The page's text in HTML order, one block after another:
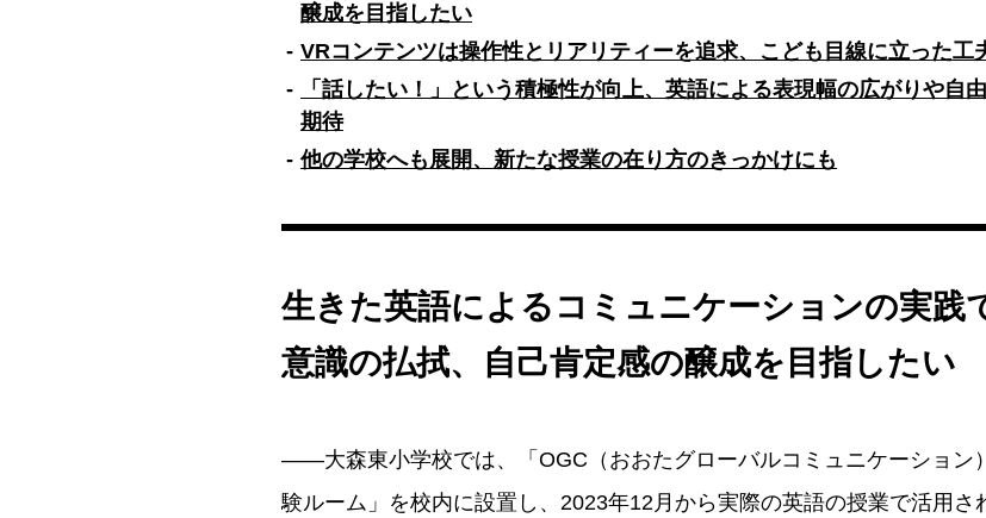
OGC海外体験ルームでの授業は、英語のフレーズを学んだ後、VR空間内で実際に使ってみ
う流れで行われます。こどもたちは買い物や道案内などの課題解決的な内容に取り組み、自
立った工夫が施されています。
り添える教育環境づくりを目指しています。NTTコノキューとNTT Comは、先進的な取り
※この要約は生成AIで作成しました。
醸成を目指したい
VRコンテンツは操作性とリアリティーを追求、こども目線に立った工
「話したい！」という積極性が向上、英語による表現幅の広がりや自
期待
他の学校へも展開、新たな授業の在り方のきっかけにも
生きた英語によるコミュニケーションの実践
意識の払拭、自己肯定感の醸成を目指したい
――大森東小学校では、「OGC（おおたグローバルコミュニケーション
験ルーム」を校内に設置し、2023年12月から実際の英語の授業で活用さ